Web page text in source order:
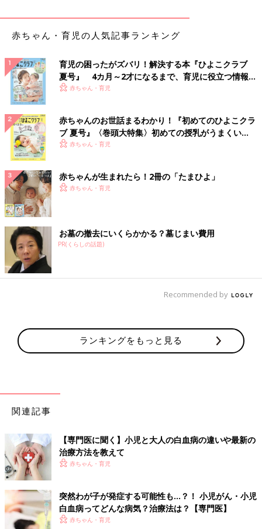
自宅で過ごしたりすることが可能です。
※１ 髄注／背中から針をさして、脳や脊髄のまわりを流れてい
「急性骨髄性白血病」とは？
何らかの異常が起こり、がん細胞が増殖することで発症。0～1才
で発症の小さなピークがあり、その後は年齢とともに少しずつ増
えます。日本では年間約180人が新たに診断されています。
「急性骨髄性白血病」の治療法とは？
抗がん剤を複数組み合わせた治療を行います。基本は静脈注射
（点滴を含む）で投与し、急性リンパ性白血病と同じように髄注
も行います。
治療の内容によって多少異なりますが、6～7カ月は入院治療が必
要です。治療と治療のあいまの外泊や、一時退院も可能ではあり
ますが、入院期間中の多くは治療薬を点滴しているか、「白血球
が減って免疫が弱い状態」になっていることが多いため、ほとん
とのこと。放射線治療や骨髄移植を行うことはありますか？
富澤先生（以下敬称略） 放射線治療は患部に放射線をあててが
骨髄移植については、骨髄血の代わりに、臍帯血（さいたいけ
つ）や末梢血幹細胞などを使って行うこともあるので、最近では
で最も強力なものですが、体に与える影響も大きいため、化学療
法のみでは長期生存率が低いと考えられる場合のみ選択します。
小児の急性リンパ性白血病で、治療の最初（再発前）から造血幹
病で、造血幹細胞移植を受けるのは30%前後と推定されます。
また、特殊なタイプの白血病では分子標的薬を使ったり、再発し
てしまった場合には抗体療法や遺伝子改変T細胞療法などの免疫
赤ちゃん・育児の人気記事ランキング
育児の困ったがズバリ！解決する本『ひよこクラブ
夏号』 4カ月～2才になるまで、育児に役立つ情報が
いっぱい！
赤ちゃん・育児
赤ちゃんのお世話まるわかり！『初めてのひよこクラ
ブ 夏号』〈巻頭大特集〉初めての授乳がうまくい
く！ おっぱい・ミルクの基本と夏のトラブル 解決テ
赤ちゃん・育児
赤ちゃんが生まれたら！2冊の「たまひよ」
赤ちゃん・育児
お墓の撤去にいくらかかる？墓じまい費用
PR(くらしの話題)
Recommended by
ランキングをもっと見る
関連記事
【専門医に聞く】小児と大人の白血病の違いや最新の
治療方法を教えて
赤ちゃん・育児
突然わが子が発症する可能性も…？！ 小児がん・小児
白血病ってどんな病気？治療法は？【専門医】
赤ちゃん・育児